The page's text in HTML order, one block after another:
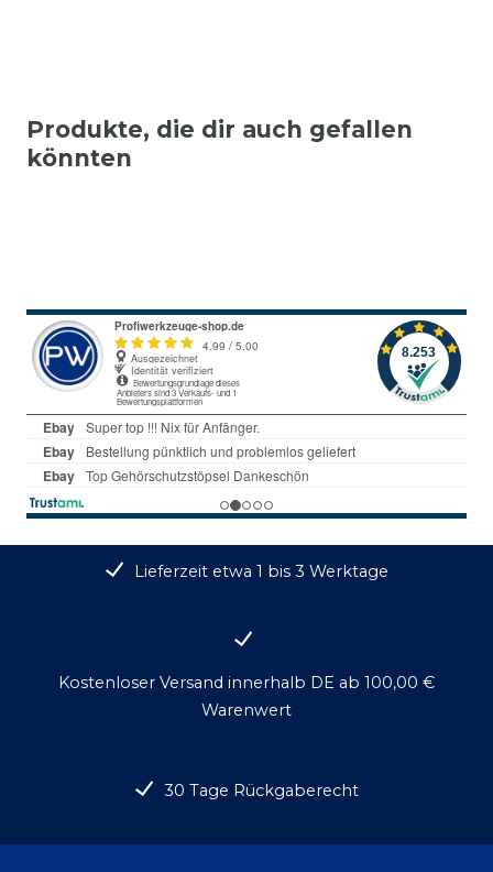
Produkte, die dir auch gefallen
könnten
Lieferzeit etwa 1 bis 3 Werktage
Kostenloser Versand innerhalb DE ab 100,00 €
Warenwert
30 Tage Rückgaberecht